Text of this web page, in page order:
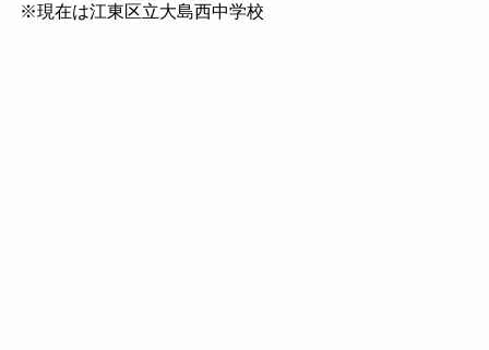
※現在は江東区立大島西中学校